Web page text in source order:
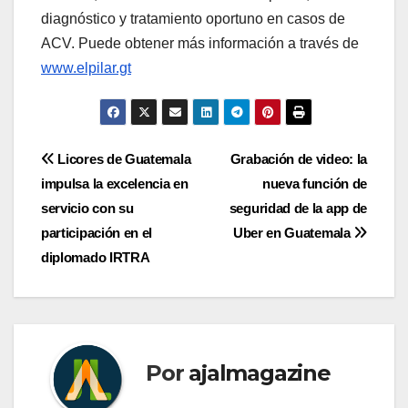
diagnóstico y tratamiento oportuno en casos de
ACV. Puede obtener más información a través de
www.elpilar.gt
Navegación
de
entradas
Grabación de video: la
nueva función de
seguridad de la app de
Uber en Guatemala
Licores de Guatemala
impulsa la excelencia en
servicio con su
participación en el
diplomado IRTRA
Por ajalmagazine